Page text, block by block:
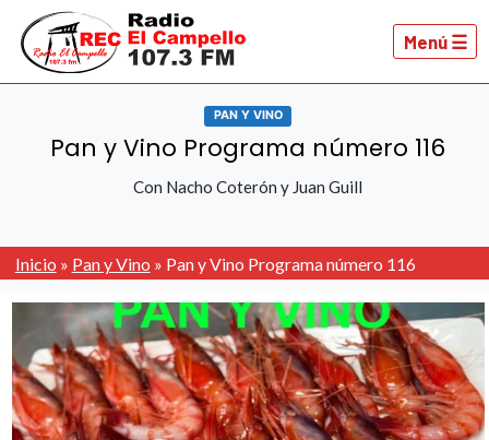
Menú ☰
PAN Y VINO
Pan y Vino Programa número 116
Con Nacho Coterón y Juan Guill
Inicio » Pan y Vino » Pan y Vino Programa número 116